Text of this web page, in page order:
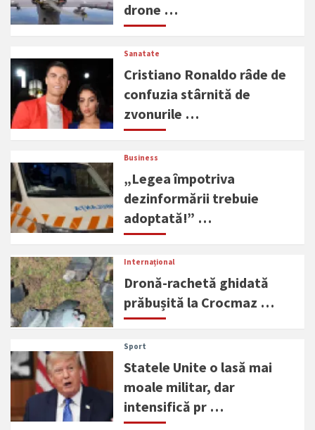
drone …
Sanatate
Cristiano Ronaldo râde de
confuzia stârnită de
zvonurile …
Business
„Legea împotriva
dezinformării trebuie
adoptată!” …
Internațional
Dronă-rachetă ghidată
prăbușită la Crocmaz …
Sport
Statele Unite o lasă mai
moale militar, dar
intensifică pr …